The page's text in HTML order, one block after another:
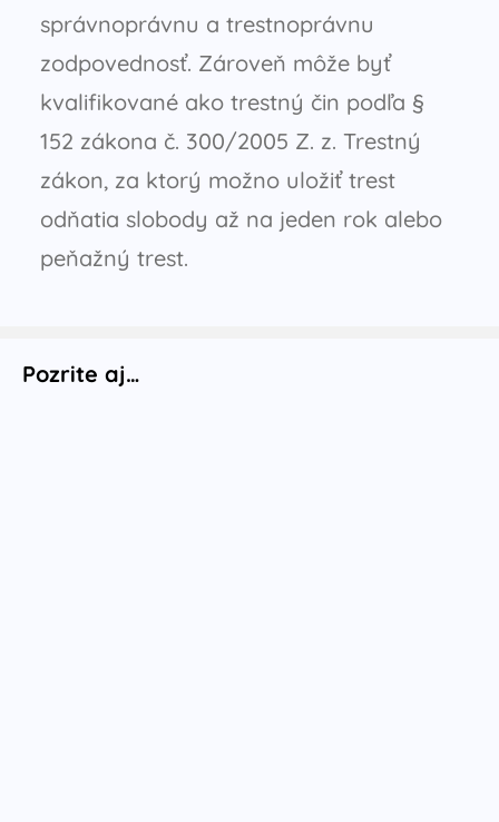
správnoprávnu a trestnoprávnu
zodpovednosť. Zároveň môže byť
kvalifikované ako trestný čin podľa §
152 zákona č. 300/2005 Z. z. Trestný
zákon, za ktorý možno uložiť trest
odňatia slobody až na jeden rok alebo
peňažný trest.
Pozrite aj…